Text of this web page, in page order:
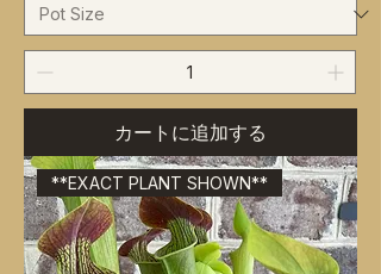
カートに追加する
**EXACT PLANT SHOWN**